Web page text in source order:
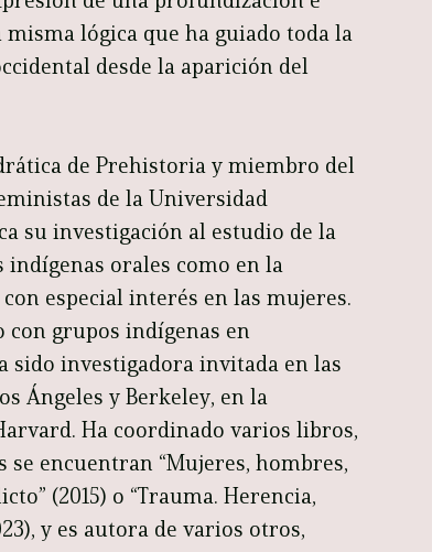
lógica que ha guiado toda la
desde la aparición del
de Prehistoria y miembro del
de la Universidad
su investigación al estudio de la
indígenas orales como en la
especial interés en las mujeres.
con grupos indígenas en
sido investigadora invitada en las
Ángeles y Berkeley, en la
Ha coordinado varios libros,
encuentran “Mujeres, hombres,
(2015) o “Trauma. Herencia,
y es autora de varios otros,